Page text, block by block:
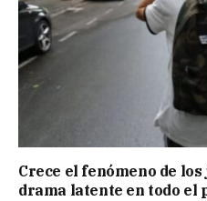
Crece el fenómeno de
drama latente en todo el